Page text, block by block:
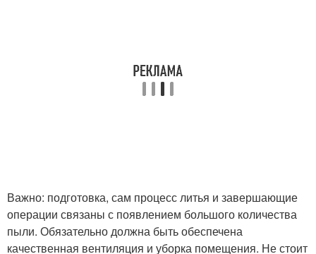
Важно: подготовка, сам процесс литья и завершающие
операции связаны с появлением большого количества
пыли. Обязательно должна быть обеспечена
качественная вентиляция и уборка помещения. Не стоит